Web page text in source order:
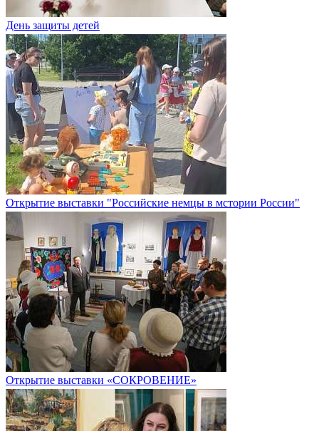
День защиты детей
Открытие выставки "Российские немцы в мстории России"
Открытие выставки «СОКРОВЕНИЕ»